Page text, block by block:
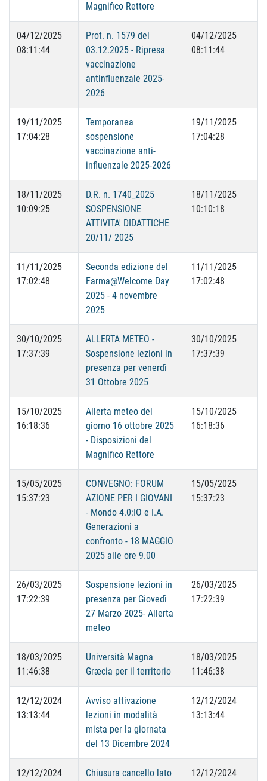
Magnifico Rettore
04/12/2025
08:11:44
Prot. n. 1579 del
03.12.2025 - Ripresa
vaccinazione
antinfluenzale 2025-
2026
04/12/2025
08:11:44
19/11/2025
17:04:28
Temporanea
sospensione
vaccinazione anti-
influenzale 2025-2026
19/11/2025
17:04:28
18/11/2025
10:09:25
D.R. n. 1740_2025
SOSPENSIONE
ATTIVITA' DIDATTICHE
20/11/ 2025
18/11/2025
10:10:18
11/11/2025
17:02:48
Seconda edizione del
Farma@Welcome Day
2025 - 4 novembre
2025
11/11/2025
17:02:48
30/10/2025
17:37:39
ALLERTA METEO -
Sospensione lezioni in
presenza per venerdì
31 Ottobre 2025
30/10/2025
17:37:39
15/10/2025
16:18:36
Allerta meteo del
giorno 16 ottobre 2025
- Disposizioni del
Magnifico Rettore
15/10/2025
16:18:36
15/05/2025
15:37:23
CONVEGNO: FORUM
AZIONE PER I GIOVANI
- Mondo 4.0:IO e I.A.
Generazioni a
confronto - 18 MAGGIO
2025 alle ore 9.00
15/05/2025
15:37:23
26/03/2025
17:22:39
Sospensione lezioni in
presenza per Giovedì
27 Marzo 2025- Allerta
meteo
26/03/2025
17:22:39
18/03/2025
11:46:38
Università Magna
Græcia per il territorio
18/03/2025
11:46:38
12/12/2024
13:13:44
Avviso attivazione
lezioni in modalità
mista per la giornata
del 13 Dicembre 2024
12/12/2024
13:13:44
12/12/2024
Chiusura cancello lato
12/12/2024